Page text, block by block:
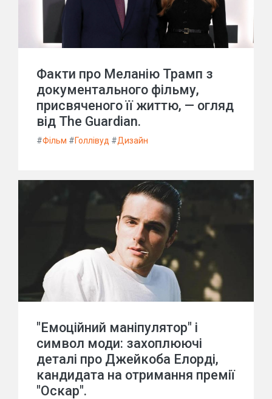
Факти про Меланію Трамп з
документального фільму,
присвяченого її життю, — огляд
від The Guardian.
#Фільм #Голлівуд #Дизайн
"Емоційний маніпулятор" і
символ моди: захоплюючі
деталі про Джейкоба Елорді,
кандидата на отримання премії
"Оскар".